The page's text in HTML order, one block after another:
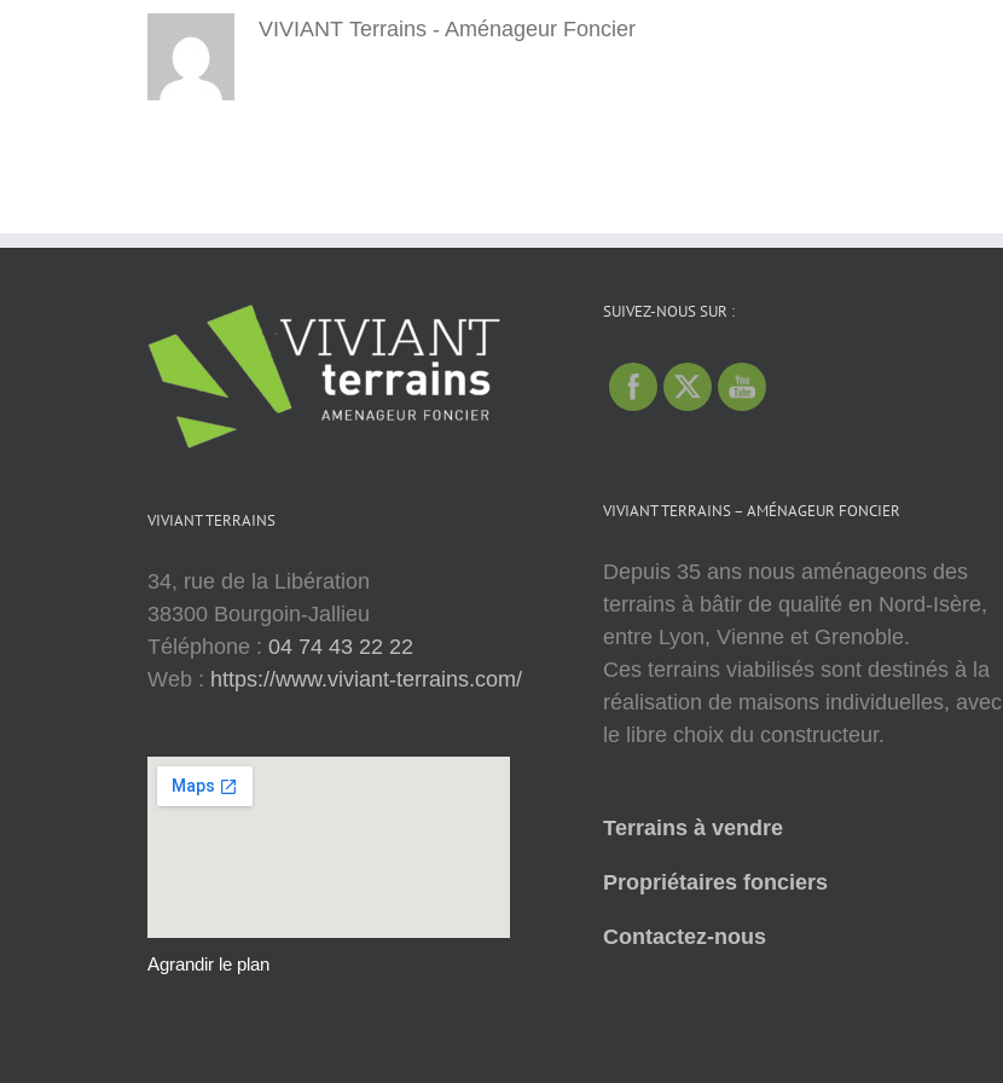
VIVIANT Terrains - Aménageur Foncier
VIVIANT TERRAINS
34, rue de la Libération
38300 Bourgoin-Jallieu
Téléphone : 04 74 43 22 22
Web : https://www.viviant-terrains.com/
Agrandir le plan
SUIVEZ-NOUS SUR :
VIVIANT TERRAINS – AMÉNAGEUR FONCIER
Depuis 35 ans nous aménageons des
terrains à bâtir de qualité en Nord-Isère,
entre Lyon, Vienne et Grenoble.
Ces terrains viabilisés sont destinés à la
réalisation de maisons individuelles, avec
le libre choix du constructeur.
Terrains à vendre
Propriétaires fonciers
Contactez-nous